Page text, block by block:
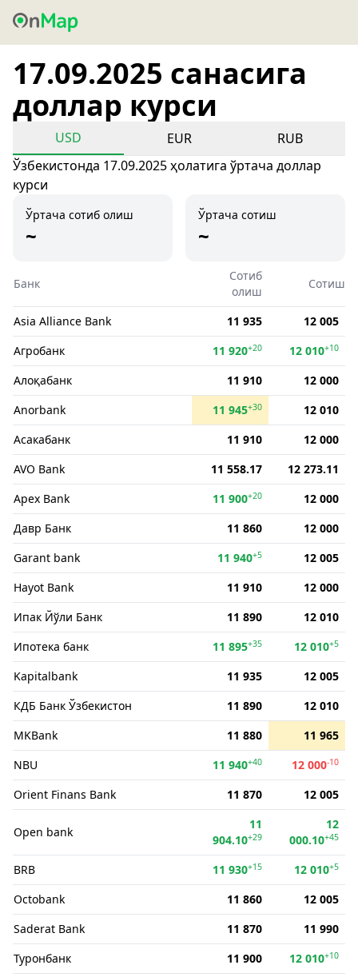
17.09.2025 санасига
доллар курси
USD EUR
RUB
Ўзбекистонда 17.09.2025 ҳолатига ўртача доллар
курси
Ўртача сотиб олиш
~
Ўртача сотиш
~
Банк
Сотиб
олиш
Сотиш
Asia Alliance Bank 11 935
12 005
Агробанк
11 920+20 12 010+10
Алоқабанк 11 910
12 000
Anorbank
11 945+30
12 010
Асакабанк
11 910
12 000
AVO Bank
11 558.17
12 273.11
Apex Bank
11 900+20
12 000
Давр Банк
11 860
12 000
Garant bank
11 940+5
12 005
Hayot Bank
11 910
12 000
Ипак Йўли Банк
11 890
12 010
Ипотека банк
11 895+35 12 010+5
Kapitalbank 11 935
12 005
КДБ Банк Ўзбекистон
11 890
12 010
MKBank
11 880
11 965
NBU
11 940+40 12 000-10
Orient Finans Bank 11 870 12 005
Open bank
11
904.10+29
12
000.10+45
BRB 11 930+15 12 010+5
Octobank 11 860
12 005
Saderat Bank
11 870
11 990
Туронбанк
11 900 12 010+10